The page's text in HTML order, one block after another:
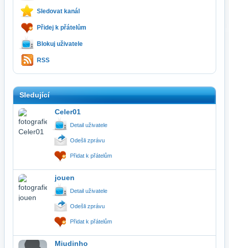
Sledovat kanál
Přidej k přátelům
Blokuj uživatele
RSS
Sledující
Celer01
Detail uživatele
Odešli zprávu
Přidat k přátelům
jouen
Detail uživatele
Odešli zprávu
Přidat k přátelům
Miudinho